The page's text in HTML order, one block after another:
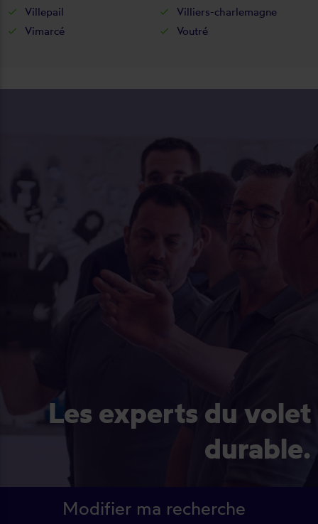
Villepail
Villiers-charlemagne
Vimarcé
Voutré
Les experts du volet
durable.
Modifier ma recherche